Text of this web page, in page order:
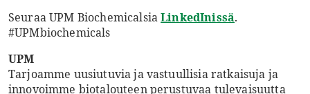
Seuraa UPM BiochemicalsiaLinkedInissä.
#UPMbiochemicals
UPM
Tarjoamme uusiutuvia ja vastuullisia ratkaisuja ja
innovoimme biotalouteen perustuvaa tulevaisuutta